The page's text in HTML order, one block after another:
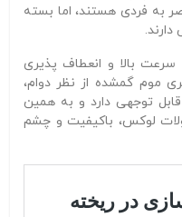
به‌ فردی هستند، اما بسته
دارند.
بالا و انعطاف‌ پذیری
موم گمشده از نظر دوام،
توجهی دارد و به همین
لوکس، باکیفیت و چشم‌